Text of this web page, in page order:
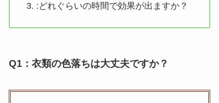
:どれぐらいの時間で効果が出ますか？
Q1：衣類の色落ちは大丈夫ですか？